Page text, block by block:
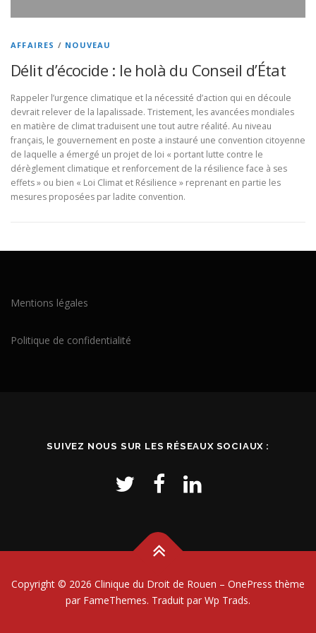
AFFAIRES / NOUVEAU
Délit d’écocide : le holà du Conseil d’État
Rappeler l’urgence climatique et la nécessité d’action qui en découle
devrait relever de la lapalissade. Tristement, les avancées mondiales
en matière de climat traduisent une tout autre réalité. Au niveau
français, le gouvernement en poste a instauré une convention citoyenne
de laquelle a émergé un projet de loi « portant lutte contre le
dérèglement climatique et renforcement de la résilience face à ses
effets » ou bien « Loi Climat et Résilience » reprenant en partie les
mesures proposées par ladite convention.
Mentions légales
Politique de confidentialité
SUIVEZ NOUS SUR LES RÉSEAUX SOCIAUX :
Copyright © 2026 Clinique du Droit de Rouen – OnePress thème
par FameThemes. Traduit par Wp Trads.